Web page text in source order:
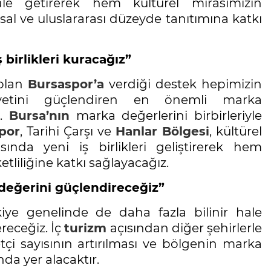
getirerek hem kültürel mirasımızın
ve uluslararası düzeyde tanıtımına katkı
birlikleri kuracağız”
Bursaspor’a verdiği destek hepimizin
güçlendiren en önemli marka
Bursa’nın marka değerlerini birbirleriyle
, Tarihi Çarşı ve Hanlar Bölgesi, kültürel
yeni iş birlikleri geliştirerek hem
katkı sağlayacağız.
güçlendireceğiz”
genelinde de daha fazla bilinir hale
İçturizm açısından diğer şehirlerle
sayısının artırılması ve bölgenin marka
yer alacaktır.